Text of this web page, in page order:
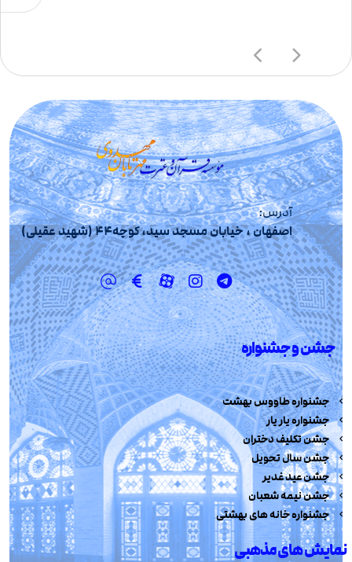
آدرس:
اصفهان ، خیابان مسجد سید، کوچه44 (شهید عقیلی)
جشن و جشنواره
جشنواره طاووس بهشت
جشنواره یار یار
جشن تکلیف دختران
جشن سال تحویل
جشن عید غدیر
جشن نیمه شعبان
جشنواره خانه های بهشتی
نمایش های مذهبی